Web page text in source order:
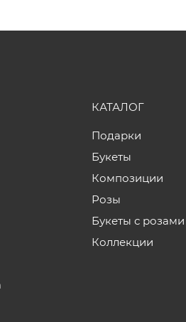
КАТАЛОГ
Подарки
Букеты
Композиции
Розы
Букеты с розами
Коллекции